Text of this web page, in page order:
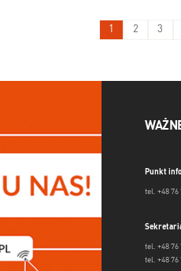
1 2 3
Punkt
tel. +48 76
tel. +48 76
tel. +48 76